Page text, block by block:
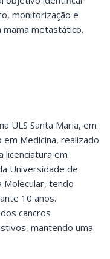
monitorização e
metastático.
ULS Santa Maria, em
Medicina, realizado
licenciatura em
Universidade de
Molecular, tendo
10 anos.
cancros
mantendo uma